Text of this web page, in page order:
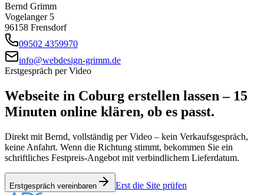
Bernd Grimm
Vogelanger 5
96158 Frensdorf
09502 4359970
info@webdesign-grimm.de
Erstgespräch per Video
Webseite in Coburg erstellen lassen – 15
Minuten online klären, ob es passt.
Direkt mit Bernd, vollständig per Video – kein Verkaufsgespräch,
keine Anfahrt. Wenn die Richtung stimmt, bekommen Sie ein
schriftliches Festpreis-Angebot mit verbindlichem Lieferdatum.
Erstgespräch vereinbaren Erst die Site prüfen